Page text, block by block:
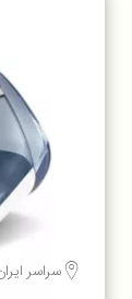
سراسر ایران